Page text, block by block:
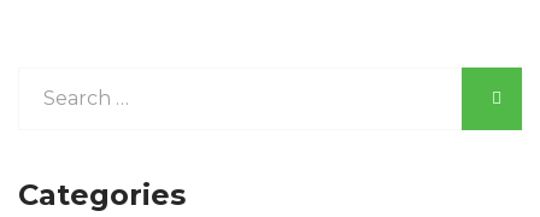
Categories